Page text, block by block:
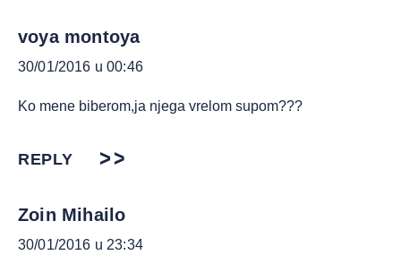
voya montoya
30/01/2016 u 00:46
Ko mene biberom,ja njega vrelom supom???
REPLY
Zoin Mihailo
30/01/2016 u 23:34